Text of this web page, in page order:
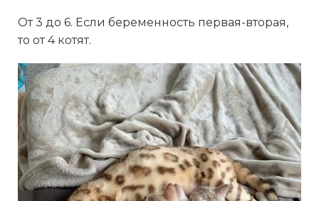
От 3 до 6. Если беременность первая-вторая,
то от 4 котят.